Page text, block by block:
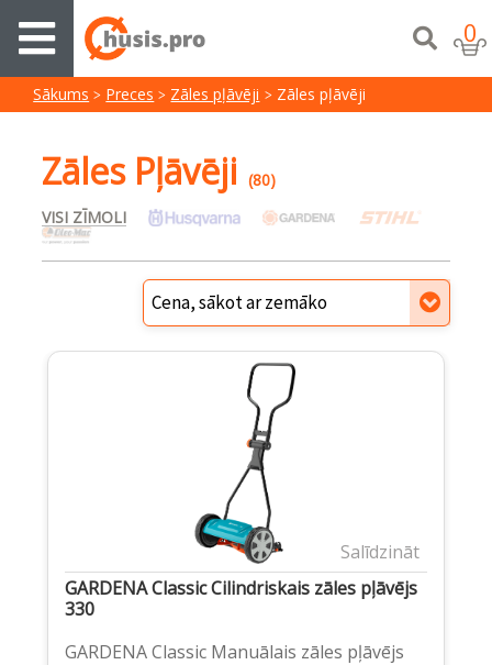
0
Sākums Preces Zāles pļāvēji Zāles pļāvēji
Zāles Pļāvēji (80)
VISI ZĪMOLI
Salīdzināt
GARDENA Classic Cilindriskais zāles pļāvējs
330
GARDENA Classic Manuālais zāles pļāvējs